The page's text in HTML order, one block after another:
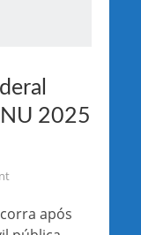
2025
após